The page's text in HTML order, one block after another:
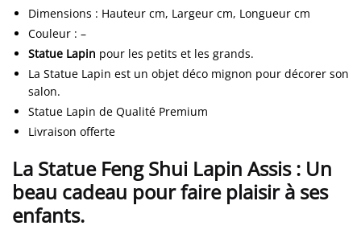
Dimensions : Hauteur cm, Largeur cm, Longueur cm
Couleur : –
Statue Lapin pour les petits et les grands.
La Statue Lapin est un objet déco mignon pour décorer son
salon.
Statue Lapin de Qualité Premium
Livraison offerte
La Statue Feng Shui Lapin Assis : Un
beau cadeau pour faire plaisir à ses
enfants.